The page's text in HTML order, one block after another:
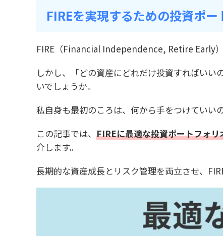
FIREを実現するための投資ポー
FIRE（Financial Independence, Retire Early）
しかし、「どの資産にどれだけ投資すればい
いでしょうか。
私自身も最初のころは、何から手をつけていい
この記事では、 FIREに最適な投資ポートフォ
介します。
長期的な資産成長とリスク管理を両立させ、